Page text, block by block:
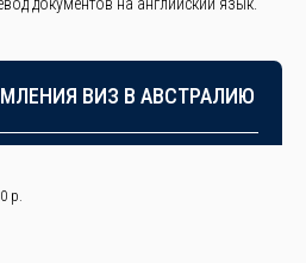
ВИЗ В АВСТРАЛИЮ
р.